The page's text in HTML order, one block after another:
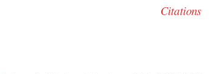
Citations